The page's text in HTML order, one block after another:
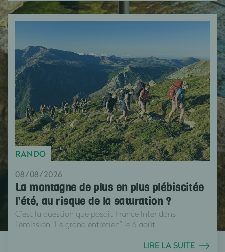
RANDO
08/08/2026
La montagne de plus en plus plébiscitée
l’été, au risque de la saturation ?
C’est la question que posait France Inter dans
l’émission “Le grand entretien” le 6 août.
LIRE LA SUITE